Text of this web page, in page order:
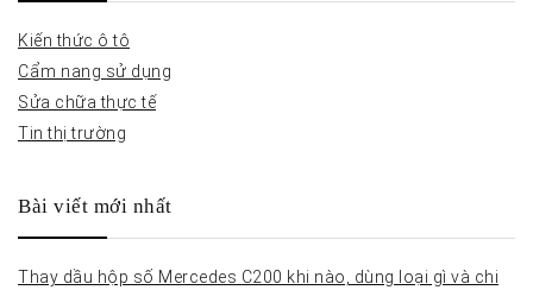
Kiến thức ô tô
Cẩm nang sử dụng
Sửa chữa thực tế
Tin thị trường
Bài viết mới nhất
Thay dầu hộp số Mercedes C200 khi nào, dùng loại gì và chi